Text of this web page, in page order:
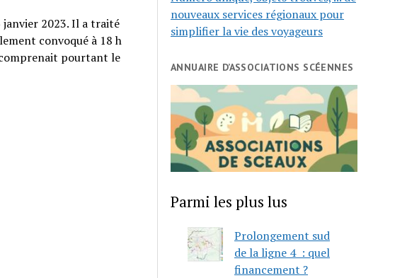
janvier 2023. Il a traité
convoqué à 18 h
pourtant le
nouveaux services régionaux pour
simplifier la vie des voyageurs
ANNUAIRE D’ASSOCIATIONS SCÉENNES
Parmi les plus lus
Prolongement sud
de la ligne 4 : quel
financement ?